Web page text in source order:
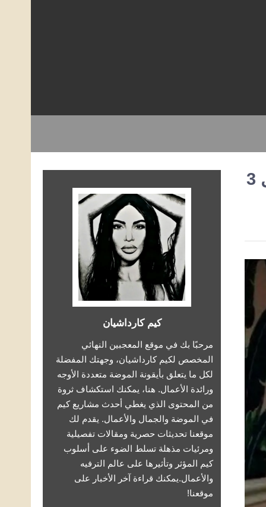
جاء كيم كارداشيان إلى محاكمة لصوص المجوهرات في قلادة مقابل 3
كيم كارداشيان
مرحبًا بك في موقع المعجبين النهائي
المخصص لكيم كارداشيان، وجهتك المفضلة
لكل ما يتعلق بأيقونة الموضة متعددة الأوجه
ورائدة الأعمال. هنا، يمكنك استكشاف ثروة
من المحتوى الذي يغطي أحدث مشاريع كيم
في الموضة والجمال والأعمال. يقدم لك
موقعنا تحديثات حصرية ومقالات تفصيلية
ومرئيات مذهلة تسلط الضوء على أسلوب
كيم المؤثر وتأثيرها على عالم الترفيه
والأعمال.يمكنك قراءة آخر الأخبار على
موقعنا!